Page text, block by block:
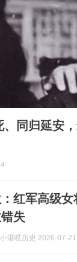
同归延安
红军高级
失
小港哎历史 2026-07-21